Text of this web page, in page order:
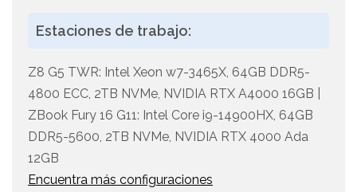
Estaciones de trabajo:
Z8 G5 TWR: Intel Xeon w7-3465X, 64GB DDR5-
4800 ECC, 2TB NVMe, NVIDIA RTX A4000 16GB |
ZBook Fury 16 G11: Intel Core i9-14900HX, 64GB
DDR5-5600, 2TB NVMe, NVIDIA RTX 4000 Ada
12GB
Encuentra más configuraciones